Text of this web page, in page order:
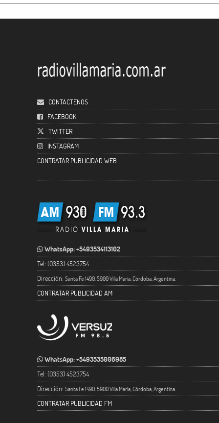
CONTACTENOS
FACEBOOK
TWITTER
INSTAGRAM
CONTRATAR PUBLICIDAD WEB
WhatsApp: +5493534113102
Tel: (0353) 4523754
Dirección: Santa Fe 1490. 5900 Villa María, Córdoba, Argentina.
CONTRATAR PUBLICIDAD AM
WhatsApp: +5493535006985
Tel: (0353) 4523754
Dirección: Santa Fe 1490. 5900 Villa María, Córdoba, Argentina.
CONTRATAR PUBLICIDAD FM